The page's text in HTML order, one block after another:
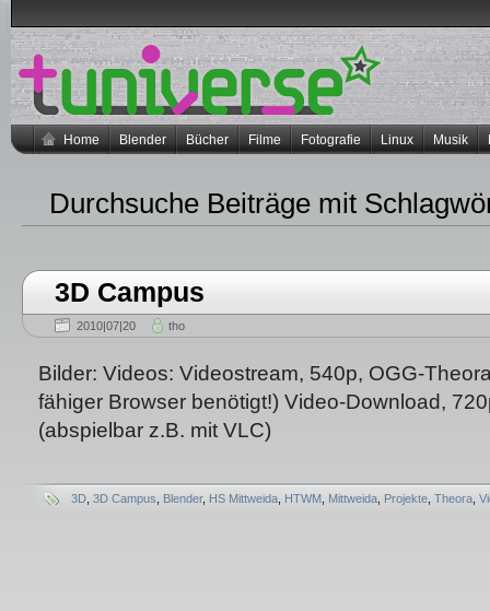
Home Blender Bücher Filme Fotografie Linux Musik
Durchsuche Beiträge mit
3D Campus
2010|07|20 tho
Bilder: Videos: Videostream, 540p, OGG-
fähiger Browser benötigt!) Video-Download,
(abspielbar z.B. mit VLC)
3D 3D Campus Blender, HS Mittweida HTWM Mittweida Projekte Theora